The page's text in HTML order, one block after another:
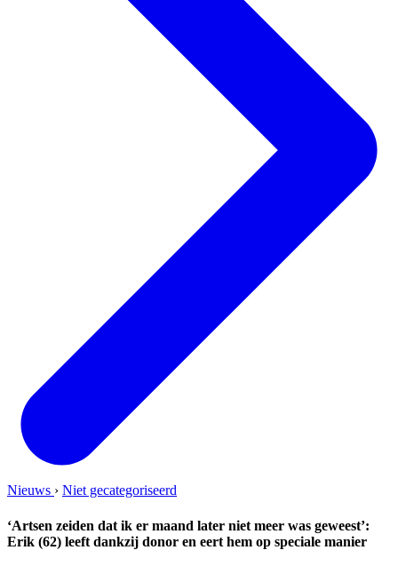
Nieuws › Niet gecategoriseerd
‘Artsen zeiden dat ik er maand later niet meer was geweest’:
Erik (62) leeft dankzij donor en eert hem op speciale manier